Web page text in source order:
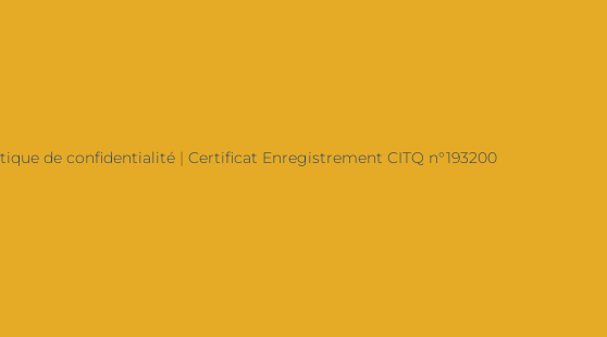
de confidentialité| Certificat Enregistrement CITQ n°193200